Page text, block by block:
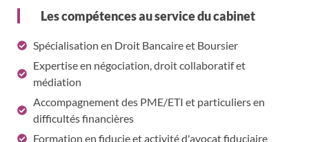
Les compétences au service du cabinet
Spécialisation en Droit Bancaire et Boursier
Expertise en négociation, droit collaboratif et
médiation
Accompagnement des PME/ETI et particuliers en
difficultés financières
Formation en fiducie et activité d'avocat fiduciaire